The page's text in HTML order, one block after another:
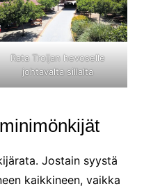
Rata Troijan hevoselle
johtavalta sillalta
Jostain syystä
kaikkineen, vaikka